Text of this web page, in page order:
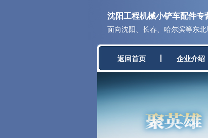
沈阳工程机械小铲车配件专
面向沈阳、长春、哈尔滨等东
返回首页 企业介绍